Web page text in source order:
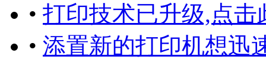
• 打印技术已升级,点击
• 添置新的打印机想迅